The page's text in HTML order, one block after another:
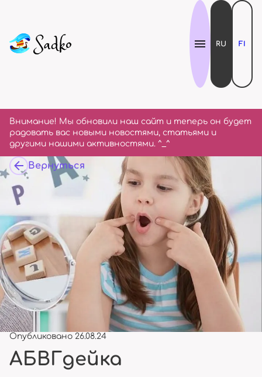
Внимание! Мы обновили наш сайт и теперь он будет
радовать вас новыми новостями, статьями и
другими нашими активностями. ^_^
RU FI
Вернуться
Опубликовано 26.08.24
АБВГдейка